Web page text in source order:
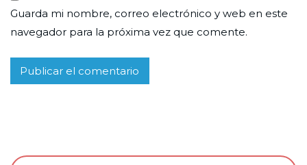
Guarda mi nombre, correo electrónico y web en este
navegador para la próxima vez que comente.